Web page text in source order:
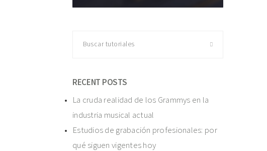
tutoriales
RECENT POSTS
La cruda realidad de los Grammys en la
industria musical actual
Estudios de grabación profesionales: por
qué siguen vigentes hoy